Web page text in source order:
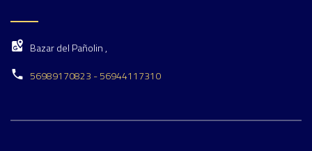
Bazar del Pañolin ,
56989170823 - 56944117310